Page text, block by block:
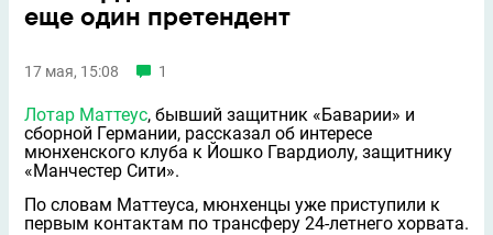
еще один претендент
17 мая, 15:08 1
Лотар Маттеус, бывший защитник «Баварии» и
сборной Германии, рассказал об интересе
мюнхенского клуба к Йошко Гвардиолу, защитнику
«Манчестер Сити».
По словам Маттеуса, мюнхенцы уже приступили к
первым контактам по трансферу 24-летнего хорвата.